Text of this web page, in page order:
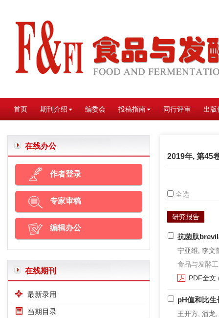
首页 期刊介绍 编委会 投稿指南 同行评审 出版
2019年, 第45
全选
研究报告
抗菌肽
宁亚维, 李文
食品与发酵
PDF全文
pH值和比生
王开方, 潘龙
在线办公
作者登录
专家审稿
编辑办公
在线期刊
最新录用
当期目录